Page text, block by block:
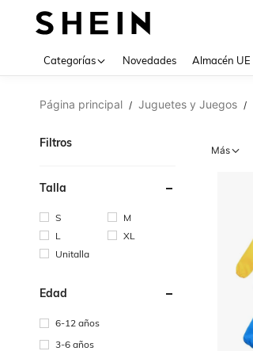
Categorías Novedades Almacén UE
Página principal / Juguetes y Juegos /
Filtros
Talla
S
M
L
XL
Unitalla
Edad
6-12 años
3-6 años
Más